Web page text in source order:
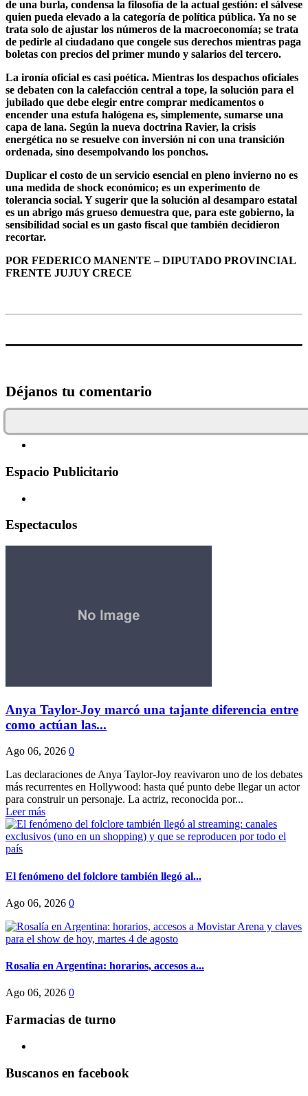
de una burla, condensa la filosofía de la actual gestión: el sálvese
quien pueda elevado a la categoría de política pública. Ya no se
trata solo de ajustar los números de la macroeconomía; se trata
de pedirle al ciudadano que congele sus derechos mientras paga
boletas con precios del primer mundo y salarios del tercero.
La ironía oficial es casi poética. Mientras los despachos oficiales
se debaten con la calefacción central a tope, la solución para el
jubilado que debe elegir entre comprar medicamentos o
encender una estufa halógena es, simplemente, sumarse una
capa de lana. Según la nueva doctrina Ravier, la crisis
energética no se resuelve con inversión ni con una transición
ordenada, sino desempolvando los ponchos.
Duplicar el costo de un servicio esencial en pleno invierno no es
una medida de shock económico; es un experimento de
tolerancia social. Y sugerir que la solución al desamparo estatal
es un abrigo más grueso demuestra que, para este gobierno, la
sensibilidad social es un gasto fiscal que también decidieron
recortar.
POR FEDERICO MANENTE – DIPUTADO PROVINCIAL
FRENTE JUJUY CRECE
Déjanos tu comentario
Espacio Publicitario
Espectaculos
Anya Taylor-Joy marcó una tajante diferencia entre
como actúan las...
Ago 06, 2026 0
Las declaraciones de Anya Taylor-Joy reavivaron uno de los debates
más recurrentes en Hollywood: hasta qué punto debe llegar un actor
para construir un personaje. La actriz, reconocida por...
Leer más
El fenómeno del folclore también llegó al...
Ago 06, 2026 0
Rosalía en Argentina: horarios, accesos a...
Ago 06, 2026 0
Farmacias de turno
Buscanos en facebook